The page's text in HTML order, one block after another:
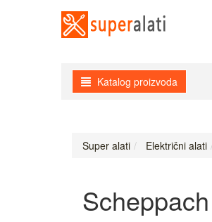
Katalog proizvoda
Super alati Električni alati